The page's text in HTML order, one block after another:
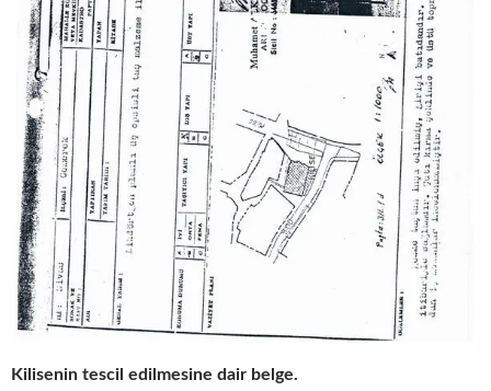
Kilisenin tescil edilmesine dair belge.